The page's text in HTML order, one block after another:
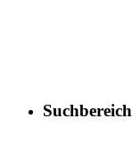
Suchbereich